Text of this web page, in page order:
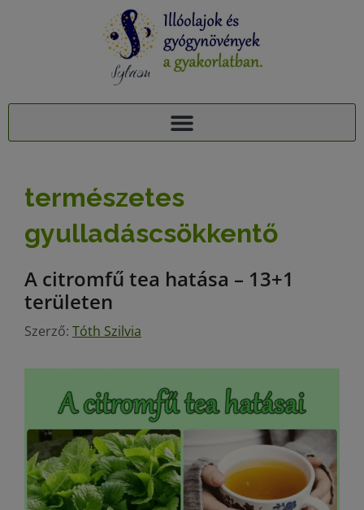
természetes
gyulladáscsökkentő
A citromfű tea hatása – 13+1
területen
Szerző: Tóth Szilvia